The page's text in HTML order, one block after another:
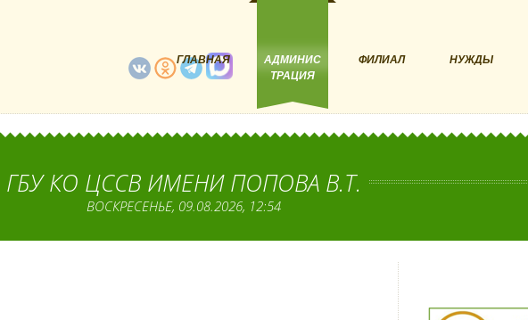
ГЛАВНАЯ
АДМИНИС
ТРАЦИЯ
ФИЛИАЛ НУЖДЫ
ГБУ КО ЦССВ ИМЕНИ ПОПОВА В.Т.
ВОСКРЕСЕНЬЕ, 09.08.2026, 12:54